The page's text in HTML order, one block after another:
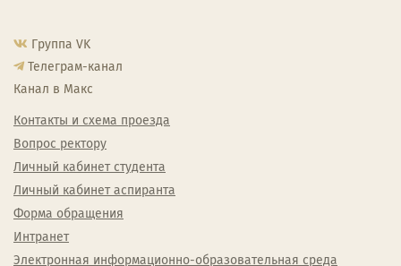
Группа VK
Телеграм-канал
Канал в Макс
Контакты и схема проезда
Вопрос ректору
Личный кабинет студента
Личный кабинет аспиранта
Форма обращения
Интранет
Электронная информационно-образовательная среда